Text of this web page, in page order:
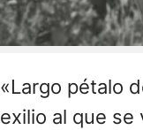
«Largo pétalo
exilio al que se